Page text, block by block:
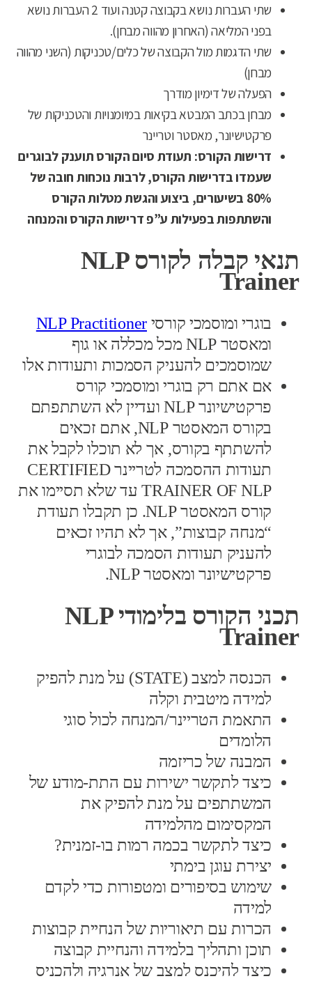
שתי העברות נושא בקבוצה קטנה ועוד 2 העברות נושא
בפני המליאה (האחרון מהווה מבחן).
שתי הדגמות מול הקבוצה של כלים/טכניקות (השני מהווה
מבחן)
הפעלה של דימיון מודרך
מבחן בכתב המבטא בקיאות במיומנויות והטכניקות של
פרקטישיונר, מאסטר וטריינר
דרישות הקורס: תעודת סיום הקורס תוענק לבוגרים
שעמדו בדרישות הקורס, לרבות נוכחות חובה של
80% בשיעורים, ביצוע והגשת מטלות הקורס
והשתתפות בפעילות ע”פ דרישות הקורס והמנחה
תנאי קבלה לקורס NLP
Trainer
בוגרי ומוסמכי קורסי NLP Practitioner
ומאסטר NLP מכל מכללה או גוף
שמוסמכים להעניק הסמכות ותעודות אלו
אם אתם רק בוגרי ומוסמכי קורס
פרקטישיונר NLP ועדיין לא השתתפתם
בקורס המאסטר NLP, אתם זכאים
להשתתף בקורס, אך לא תוכלו לקבל את
תעודות ההסמכה לטריינר CERTIFIED
TRAINER OF NLP עד שלא תסיימו את
קורס המאסטר NLP. כן תקבלו תעודת
“מנחה קבוצות”, אך לא תהיו זכאים
להעניק תעודות הסמכה לבוגרי
פרקטישיונר ומאסטר NLP.
תכני הקורס בלימודי NLP
Trainer
הכנסה למצב (STATE) על מנת להפיק
למידה מיטבית וקלה
התאמת הטריינר/המנחה לכול סוגי
הלומדים
המבנה של כריזמה
כיצד לתקשר ישירות עם התת-מודע של
המשתתפים על מנת להפיק את
המקסימום מהלמידה
כיצד לתקשר בכמה רמות בו-זמנית?
יצירת עוגן בימתי
שימוש בסיפורים ומטפורות כדי לקדם
למידה
הכרות עם תיאוריות של הנחיית קבוצות
תוכן ותהליך בלמידה והנחיית קבוצה
כיצד להיכנס למצב של אנרגיה ולהכניס